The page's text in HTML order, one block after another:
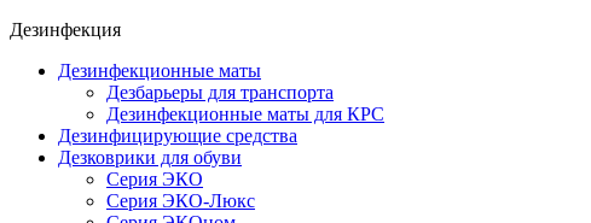
Дезинфекция
Дезинфекционные маты
Дезбарьеры для транспорта
Дезинфекционные маты для КРС
Дезинфицирующие средства
Дезковрики для обуви
Серия ЭКО
Серия ЭКО-Люкс